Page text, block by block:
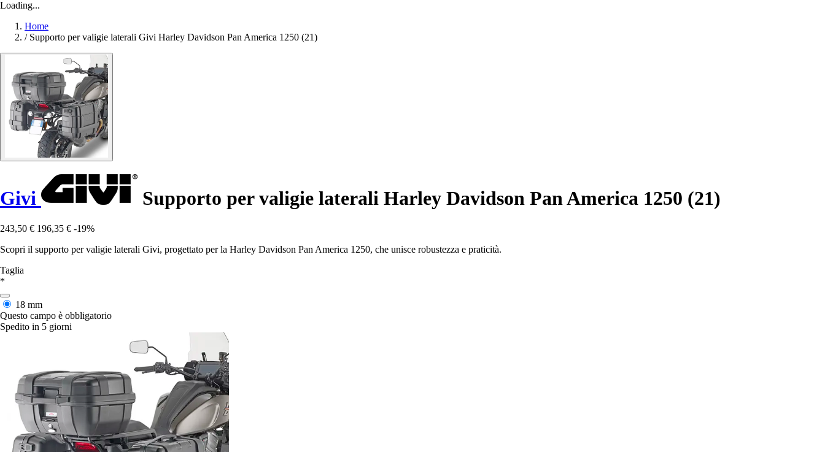
Loading...
Home
/ Supporto per valigie laterali Givi Harley Davidson Pan America 1250 (21)
Givi Supporto per valigie laterali Harley Davidson Pan America 1250 (21)
243,50 € 196,35 € -19%
Scopri il supporto per valigie laterali Givi, progettato per la Harley Davidson Pan America 1250, che unisce robustezza e praticità.
Taglia
*
18 mm
Questo campo è obbligatorio
Spedito in 5 giorni